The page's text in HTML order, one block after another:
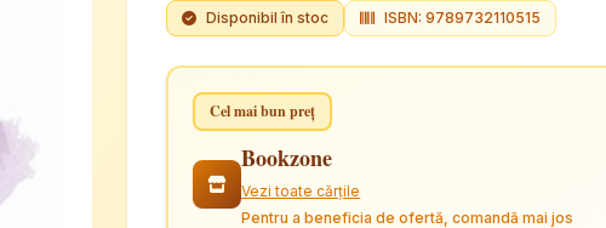
Disponibil în stoc ISBN: 9789732110515
Cel mai bun preț
Bookzone
Vezi toate cărțile
Pentru a beneficia de ofertă, comandă mai jos